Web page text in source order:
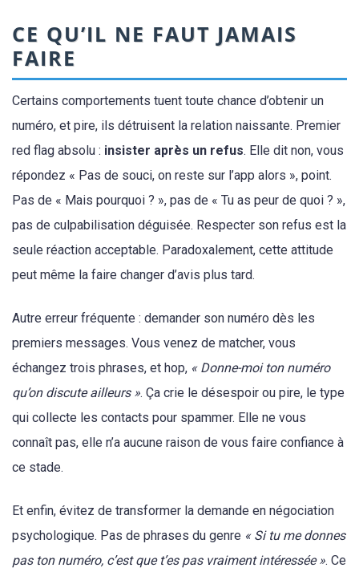
CE QU’IL NE FAUT JAMAIS
FAIRE
Certains comportements tuent toute chance d’obtenir un
numéro, et pire, ils détruisent la relation naissante. Premier
red flag absolu : insister après un refus. Elle dit non, vous
répondez « Pas de souci, on reste sur l’app alors », point.
Pas de « Mais pourquoi ? », pas de « Tu as peur de quoi ? »,
pas de culpabilisation déguisée. Respecter son refus est la
seule réaction acceptable. Paradoxalement, cette attitude
peut même la faire changer d’avis plus tard.
Autre erreur fréquente : demander son numéro dès les
premiers messages. Vous venez de matcher, vous
échangez trois phrases, et hop, « Donne-moi ton numéro
qu’on discute ailleurs ». Ça crie le désespoir ou pire, le type
qui collecte les contacts pour spammer. Elle ne vous
connaît pas, elle n’a aucune raison de vous faire confiance à
ce stade.
Et enfin, évitez de transformer la demande en négociation
psychologique. Pas de phrases du genre « Si tu me donnes
pas ton numéro, c’est que t’es pas vraiment intéressée ». Ce